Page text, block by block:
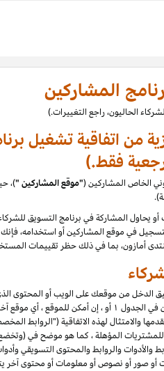
المشاركين
من اتفاقية تشغيل
فقط.)
الخاص المشاركين ("موقع المشاركين "
المشاركة في برنامج التسويق
في موقع المشاركين أو استخدامه، فإنك
أمازون، بما في ذلك حظر تقييمات
الدخل من موقعك على الويب أو المحتوى
في الجدول ۱ أو ، إن أمكن للموقع ، أي
والامتثال لهذه الاتفاقية ("الروابط
المؤهلة ، كما هو موضح في (وتخضع
والروابط والمحتوى التسويقي
أو صور أو نصوص أو معلومات أو محتوى